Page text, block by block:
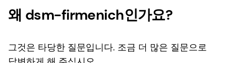
왜 dsm-firmenich인가요?
그것은 타당한 질문입니다. 조금 더 많은 질문으로